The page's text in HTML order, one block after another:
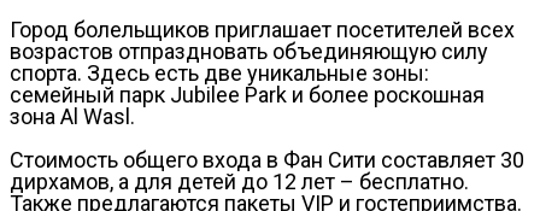
Город болельщиков приглашает посетителей всех
возрастов отпраздновать объединяющую силу
спорта. Здесь есть две уникальные зоны:
семейный парк Jubilee Park и более роскошная
зона Al Wasl.
Стоимость общего входа в Фан Сити составляет 30
дирхамов, а для детей до 12 лет – бесплатно.
Также предлагаются пакеты VIP и гостеприимства.